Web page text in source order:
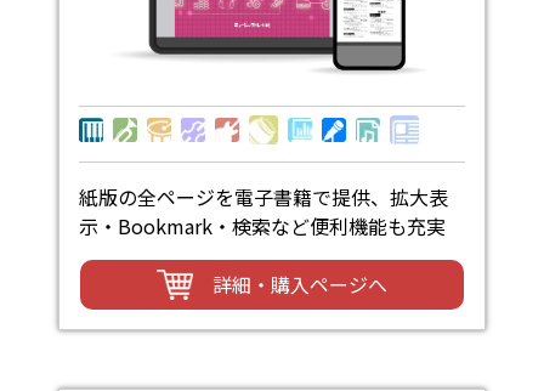
紙版の全ページを電子書籍で提供、拡大表
示・Bookmark・検索など便利機能も充実
詳細・購入ページへ